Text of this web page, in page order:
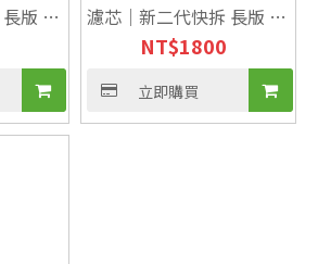
版 奈
濾芯｜新二代快拆 長版 載
銀除鉛燒結碳
NT$1800
立即購買